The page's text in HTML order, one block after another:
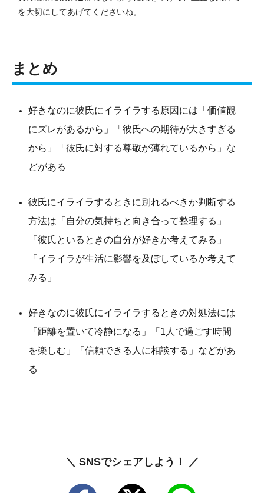
を大切にしてあげてくださいね。
まとめ
好きなのに彼氏にイライラする原因には「価値観
にズレがあるから」「彼氏への期待が大きすぎる
から」「彼氏に対する尊敬が薄れているから」な
どがある
彼氏にイライラするときに別れるべきか判断する
方法は「自分の気持ちと向き合って整理する」
「彼氏といるときの自分が好きか考えてみる」
「イライラが生活に影響を及ぼしているか考えて
みる」
好きなのに彼氏にイライラするときの対処法には
「距離を置いて冷静になる」「1人で過ごす時間
を楽しむ」「信頼できる人に相談する」などがあ
る
＼ SNSでシェアしよう！ ／